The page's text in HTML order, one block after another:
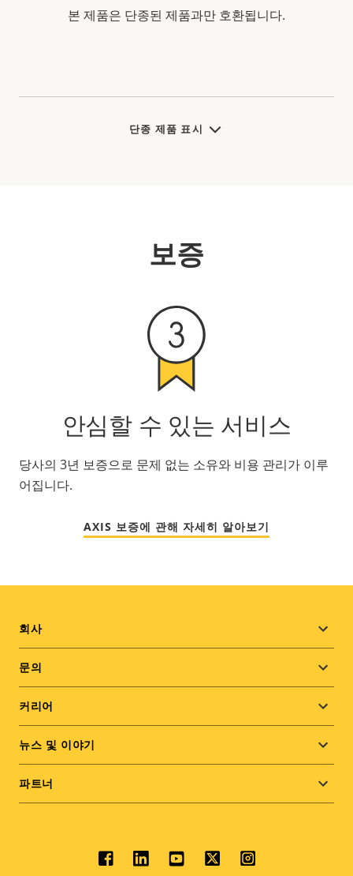
본 제품은 단종된 제품과만 호환됩니다.
단종 제품 표시
보증
안심할 수 있는 서비스
당사의 3년 보증으로 문제 없는 소유와 비용 관리가 이루
어집니다.
AXIS 보증에 관해 자세히 알아보기
Footer
menu
회사
문의
커리어
뉴스 및 이야기
파트너